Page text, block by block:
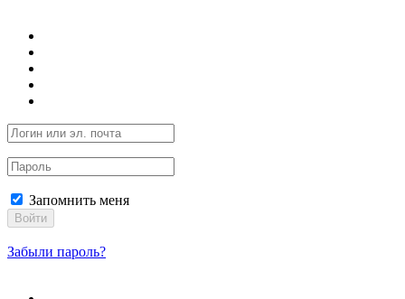
Запомнить меня
Войти
Забыли пароль?